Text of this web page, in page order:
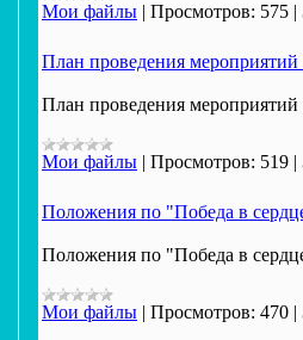
Мои файлы | Просмотров: 575 |
План проведения
План проведения
Мои файлы | Просмотров: 519 |
Положения по "Победа в
Положения по "Победа в
Мои файлы | Просмотров: 470 |